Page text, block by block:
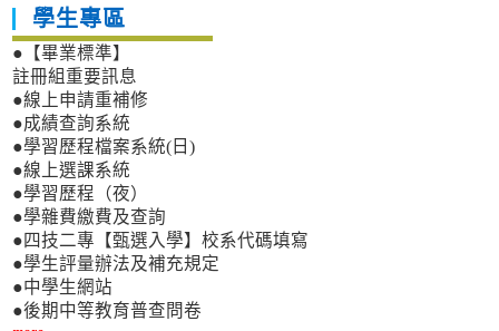
學生專區
●【畢業標準】
註冊組重要訊息
●線上申請重補修
●成績查詢系統
●學習歷程檔案系統(日)
●線上選課系統
●學習歷程（夜）
●學雜費繳費及查詢
●四技二專【甄選入學】校系代碼填寫
●學生評量辦法及補充規定
●中學生網站
●後期中等教育普查問卷